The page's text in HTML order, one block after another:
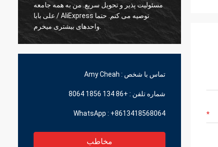
مسئولیت پذیر و تحویل سریع. من به
واحدهای بیشتری میخرم.
معامله خوب و زمان تحویل
سریع
تماس با شخص : Amy Cheah
شماره تلفن : +86 134 1856 8064
WhatsApp : +8613418568064
مخاطب